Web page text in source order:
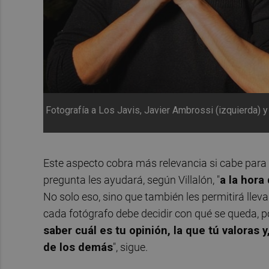
Fotografía a Los Javis, Javier Ambrossi (izquierda)
Este aspecto cobra más relevancia si cabe
pregunta les ayudará, según Villalón, "a la
No solo eso, sino que también les permitirá
cada fotógrafo debe decidir con qué se queda,
saber cuál es tu opinión, la que tú valoras
de los demás", sigue.